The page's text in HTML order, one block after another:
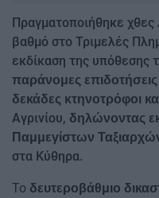
Πραγματοποιήθηκε
βαθμό στο Τριμελές
εκδίκαση της υπόθεσης
παράνομες
δεκάδες κτηνοτρόφοι
Αγρινίου, δηλώνοντας
Παμμεγίστων
στα Κύθηρα.
Το δευτεροβάθμιο